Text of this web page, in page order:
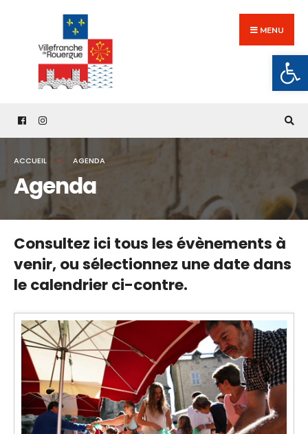
content
MENU
ACCUEIL AGENDA
Agenda
Consultez ici tous les évènements à
venir,ou sélectionnez une date dans
le calendrier ci-contre.